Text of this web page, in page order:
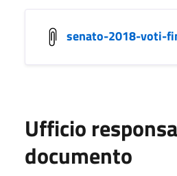
senato-2018-voti-
Ufficio
documento